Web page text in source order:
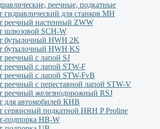
реечные, подкатные
гидравлический для станков МН
реечный настенный ZWW
шлюзовой SCH-W
бутылочный HWH 2K
бутылочный HWH KS
реечный с лапой SJ
реечный с лапой STW-F
реечный с лапой STW-FvB
реечный с переставной лапой STW-V
реечный железнодорожный RSJ
для автомобилей КНВ
сервисный подкатной НRH P Proline
подпорка HB-W